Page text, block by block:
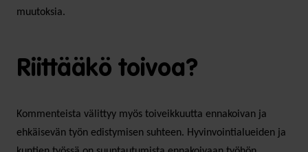
muutoksia.
Riittääkö toivoa?
Kommenteista välittyy myös toiveikkuutta ennakoivan ja
ehkäisevän työn edistymisen suhteen. Hyvinvointialueiden ja